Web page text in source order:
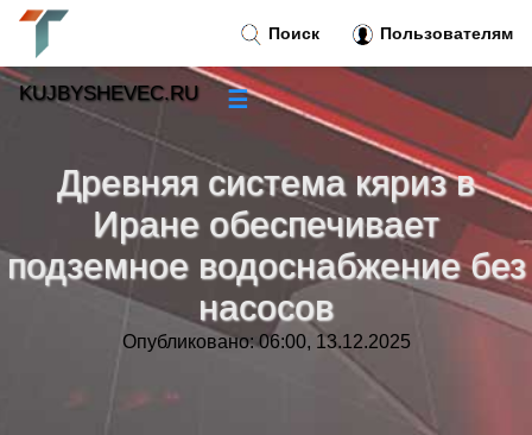
Древняя система кяриз в
Иране обеспечивает
подземное водоснабжение без
насосов
Опубликовано: 06:00, 13.12.2025
Поиск Пользователям
KUJBYSHEVEC.RU ☰
Новости
Тренды новостей »
Рубрики»
»